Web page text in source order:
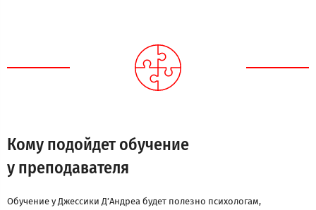
Кому подойдет обучение
у преподавателя
Обучение у Джессики Д’Андреа будет полезно психологам,